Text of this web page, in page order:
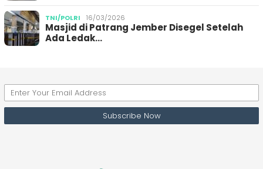
TNI/POLRI 16/03/2026
Masjid di Patrang Jember Disegel Setelah
Ada Ledak…